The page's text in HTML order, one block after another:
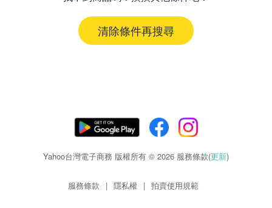
清除條件再搜尋
Yahoo台灣電子商務 版權所有 © 2026 服務條款(更新)
服務條款 | 隱私權 | 拍賣使用規範